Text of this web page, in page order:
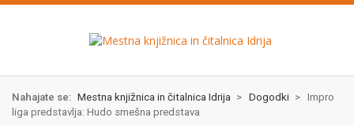
Skok
izjava
Nahajate se: Mestna knjižnica in čitalnica Idrija > Dogodki > Impro
liga predstavlja: Hudo smešna predstava